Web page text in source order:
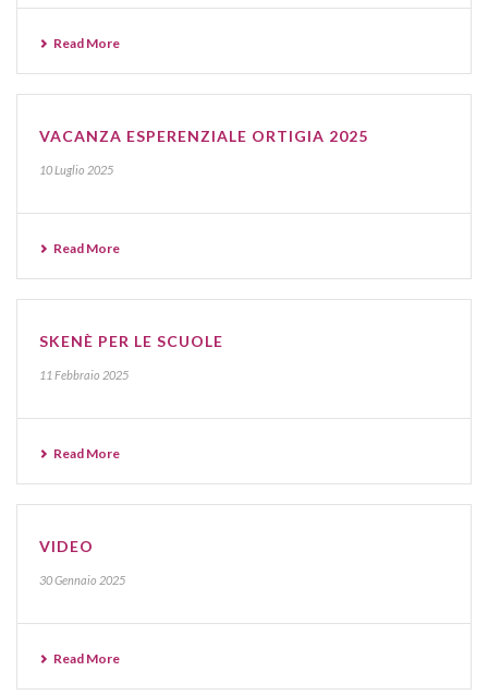
Read More
VACANZA ESPERENZIALE ORTIGIA 2025
10 Luglio 2025
Read More
SKENÈ PER LE SCUOLE
11 Febbraio 2025
Read More
VIDEO
30 Gennaio 2025
Read More